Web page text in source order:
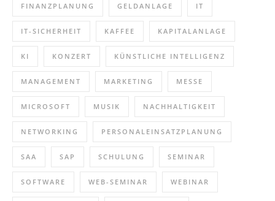
FINANZPLANUNG GELDANLAGE IT
IT-SICHERHEIT KAFFEE KAPITALANLAGE
KI KONZERT KÜNSTLICHE INTELLIGENZ
MANAGEMENT MARKETING MESSE
MICROSOFT MUSIK NACHHALTIGKEIT
NETWORKING PERSONALEINSATZPLANUNG
SAA SAP SCHULUNG SEMINAR
SOFTWARE WEB-SEMINAR WEBINAR